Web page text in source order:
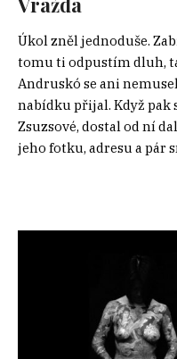
Úkol zněl jednoduše.
tomu ti odpustím dluh,
Andruskó se ani
nabídku přijal. Když pak
Zsuzsové, dostal od ní
jeho fotku, adresu a pár